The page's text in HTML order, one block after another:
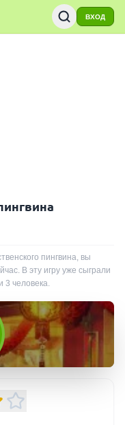
ВХОД
пингвина, вы
В эту игру уже сыграли
3 человека.